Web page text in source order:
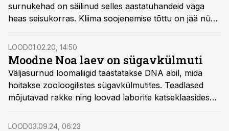
surnukehad on säilinud selles aastatuhandeid väga
heas seisukorras. Kliima soojenemise tõttu on jää nüüd
sulamas ning nii tulevad päevavalgele loomad liikidest,
mis on kauges minevikus välja surnud.
LOOD01.02.20, 14:50
Moodne Noa laev on sügavkülmuti
Väljasurnud loomaliigid taastatakse DNA abil, mida
hoitakse zooloogilistes sügavkülmutites. Teadlased
mõjutavad rakke ning loovad laborite katseklaasides
uusi täie tervise juures olevaid loomi.
LOOD03.09.24, 06:23